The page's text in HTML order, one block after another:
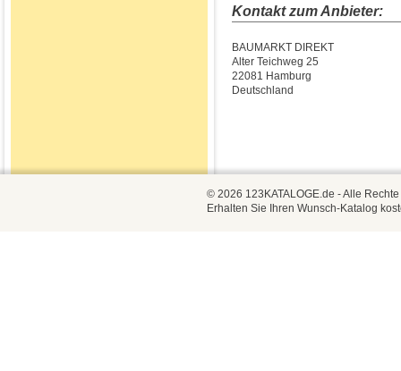
Kontakt zum Anbieter:
BAUMARKT DIREKT
Alter Teichweg 25
22081 Hamburg
Deutschland
© 2026 123KATALOGE.de - Alle
Erhalten Sie Ihren Wunsch-Katalog